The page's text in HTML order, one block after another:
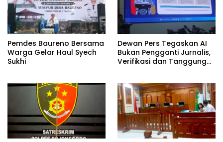
Pemdes Baureno Bersama
Warga Gelar Haul Syech
Sukhi
Dewan Pers Tegaskan AI
Bukan Pengganti Jurnalis,
Verifikasi dan Tanggung